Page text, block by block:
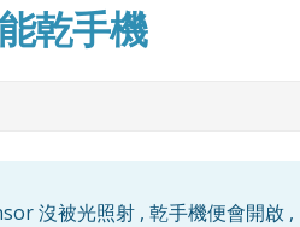
乾手機
沒被光照射 , 乾手機便會開啟 ,